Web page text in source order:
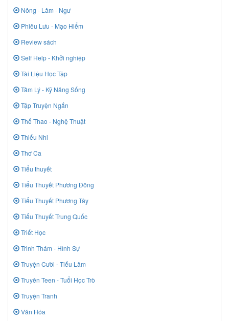
Nông - Lâm - Ngư
Phiêu Lưu - Mạo Hiểm
Review sách
Self Help - Khởi nghiệp
Tài Liệu Học Tập
Tâm Lý - Kỹ Năng Sống
Tập Truyện Ngắn
Thể Thao - Nghệ Thuật
Thiếu Nhi
Thơ Ca
Tiểu thuyết
Tiểu Thuyết Phương Đông
Tiểu Thuyết Phương Tây
Tiểu Thuyết Trung Quốc
Triết Học
Trinh Thám - Hình Sự
Truyện Cười - Tiếu Lâm
Truyên Teen - Tuổi Học Trò
Truyện Tranh
Văn Hóa